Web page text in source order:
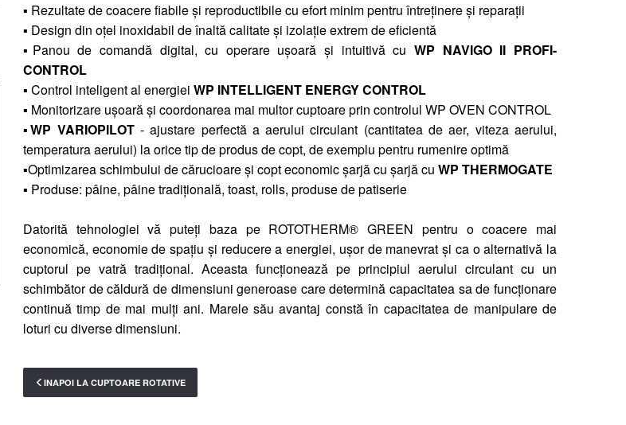
▪ Rezultate de coacere fiabile și reproductibile cu efort minim pentru întreținere și reparații
▪ Design din oțel inoxidabil de înaltă calitate și izolație extrem de eficientă
▪Panou de comandă digital, cu operare ușoară și intuitivă cuWP NAVIGO II PROFI-
CONTROL
▪ Control inteligent al energiei WP INTELLIGENT ENERGY CONTROL
▪ Monitorizare ușoară și coordonarea mai multor cuptoare prin controlul WP OVEN CONTROL
▪WP VARIOPILOT- ajustare perfectă a aerului circulant (cantitatea de aer, viteza aerului,
temperatura aerului) la orice tip de produs de copt, de exemplu pentru rumenire optimă
▪Optimizarea schimbului de cărucioare și copt economic șarjă cu șarjă cu WP THERMOGATE
▪ Produse: pâine, pâine tradițională, toast, rolls, produse de patiserie
Datorită tehnologiei vă puteți baza pe ROTOTHERM® GREEN pentru o coacere mai
economică, economie de spațiu și reducere a energiei, ușor de manevrat și ca o alternativă la
cuptorul pe vatră tradițional. Aceasta funcționează pe principiul aerului circulant cu un
schimbător de căldură de dimensiuni generoase care determină capacitatea sa de funcționare
continuă timp de mai mulți ani. Marele său avantaj constă în capacitatea de manipulare de
loturi cu diverse dimensiuni.
INAPOI LA CUPTOARE ROTATIVE